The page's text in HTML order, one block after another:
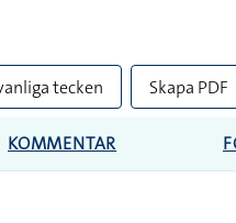
tecken Skapa PDF
KOMMENTAR